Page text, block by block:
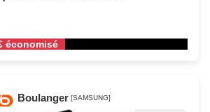
économisé
Boulanger [SAMSUNG]